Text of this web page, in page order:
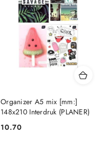
Organizer A5 mix [mm:]
148x210 Interdruk (PLANER)
Cena:
10.70